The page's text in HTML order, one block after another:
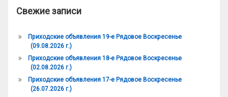
Свежие записи
Приходские объявления 19-е Рядовое Воскресенье
(09.08.2026 г.)
Приходские объявления 18-е Рядовое Воскресенье
(02.08.2026 г.)
Приходские объявления 17-е Рядовое Воскресенье
(26.07.2026 г.)